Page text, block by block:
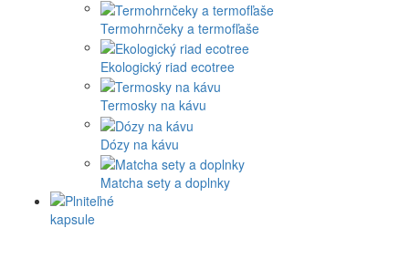
Termohrnčeky a termofľaše
Ekologický riad ecotree
Termosky na kávu
Dózy na kávu
Matcha sety a doplnky